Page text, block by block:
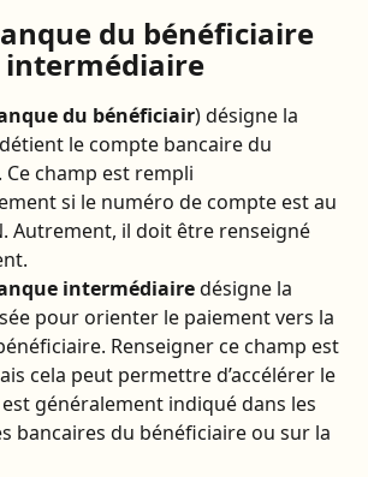
du bénéficiaire
intermédiaire
du bénéficiair) désigne la
le compte bancaire du
champ est rempli
si le numéro de compte est au
Autrement, il doit être renseigné
intermédiaire désigne la
pour orienter le paiement vers la
Renseigner ce champ est
cela peut permettre d’accélérer le
généralement indiqué dans les
bancaires du bénéficiaire ou sur la